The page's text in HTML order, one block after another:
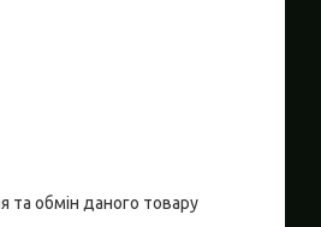
та обмін даного товару